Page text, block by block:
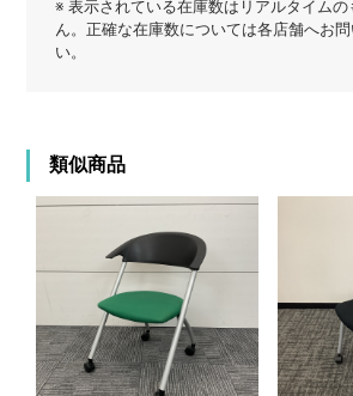
※ 表示されている在庫数はリアルタイム
ん。正確な在庫数については各店舗へお
い。
類似商品